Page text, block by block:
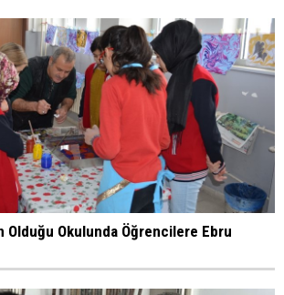
Olduğu Okulunda Öğrencilere Ebru